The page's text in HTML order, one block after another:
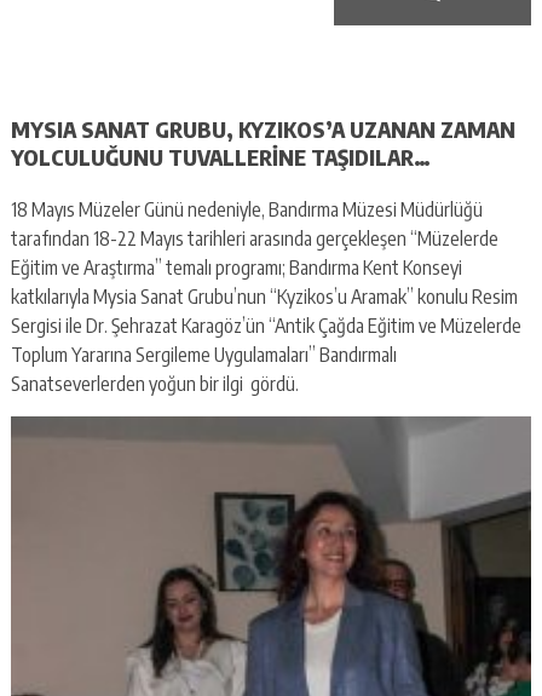
MYSIA SANAT GRUBU, KYZIKOS’A UZANAN ZAMAN
YOLCULUĞUNU TUVALLERİNE TAŞIDILAR…
18 Mayıs Müzeler Günü nedeniyle, Bandırma Müzesi Müdürlüğü
tarafından 18-22 Mayıs tarihleri arasında gerçekleşen “Müzelerde
Eğitim ve Araştırma” temalı programı; Bandırma Kent Konseyi
katkılarıyla Mysia Sanat Grubu’nun “Kyzikos’u Aramak” konulu Resim
Sergisi ile Dr. Şehrazat Karagöz’ün “Antik Çağda Eğitim ve Müzelerde
Toplum Yararına Sergileme Uygulamaları” Bandırmalı
Sanatseverlerden yoğun bir ilgi gördü.